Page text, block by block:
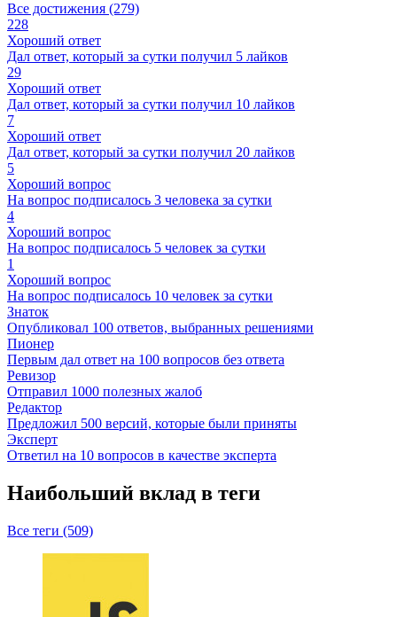
Все достижения (279)
228
Хороший ответ
Дал ответ, который за сутки получил 5 лайков
29
Хороший ответ
Дал ответ, который за сутки получил 10 лайков
7
Хороший ответ
Дал ответ, который за сутки получил 20 лайков
5
Хороший вопрос
На вопрос подписалось 3 человека за сутки
4
Хороший вопрос
На вопрос подписалось 5 человек за сутки
1
Хороший вопрос
На вопрос подписалось 10 человек за сутки
Знаток
Опубликовал 100 ответов, выбранных решениями
Пионер
Первым дал ответ на 100 вопросов без ответа
Ревизор
Отправил 1000 полезных жалоб
Редактор
Предложил 500 версий, которые были приняты
Эксперт
Ответил на 10 вопросов в качестве эксперта
Наибольший вклад в теги
Все теги (509)